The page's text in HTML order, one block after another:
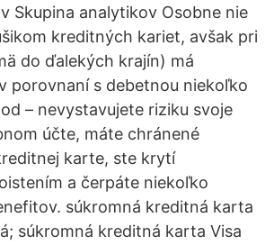
Skupina analytikov Osobne nie
kreditných kariet, avšak pri
do ďalekých krajín) má
porovnaní s debetnou niekoľko
– nevystavujete riziku svoje
účte, máte chránené
karte, ste krytí
a čerpáte niekoľko
súkromná kreditná karta
súkromná kreditná karta Visa